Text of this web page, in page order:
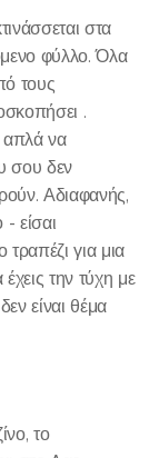
στα
φύλλο. Όλα
τους
.
απλά να
σου δεν
Αδιαφανής,
είσαι
τραπέζι για μια
την τύχη με
είναι θέμα
το